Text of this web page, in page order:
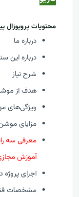
محتويات پروپوزال
درباره ما
درباره این
شرح نیاز
هدف از
ویژگی‌های
مزایای
معرفی سه
آموزش
اجرای پروژه
مشخصات